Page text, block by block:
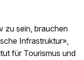
zu sein, brauchen
Infrastruktur»,
für Tourismus und